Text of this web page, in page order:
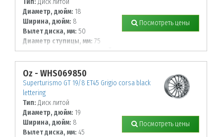
Диаметр, дюйм: 18
Ширина, дюйм: 8
Вылет диска, мм: 50
Диаметр ступицы, мм: 75
К-во крепежных отверстий, шт:5
Диаметр располож. отверстий, мм:
112
Посмотреть цены
Oz - WHS069850
Superturismo GT 19/8 ET45 Grigio corsa black
lettering
Тип: Диск литой
Диаметр, дюйм: 19
Ширина, дюйм: 8
Вылет диска, мм: 45
Посмотреть цены